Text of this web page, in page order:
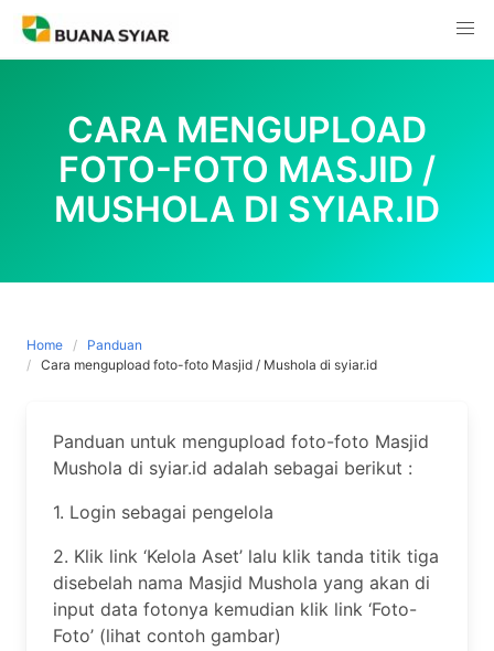
Skip
content
CARA MENGUPLOAD
FOTO-FOTO MASJID /
MUSHOLA DI SYIAR.ID
Home
Panduan
Cara mengupload foto-foto Masjid / Mushola di syiar.id
Panduan untuk mengupload foto-foto Masjid
Mushola di syiar.id adalah sebagai berikut :
1. Login sebagai pengelola
2. Klik link ‘Kelola Aset’ lalu klik tanda titik tiga
disebelah nama Masjid Mushola yang akan di
input data fotonya kemudian klik link ‘Foto-
Foto’ (lihat contoh gambar)